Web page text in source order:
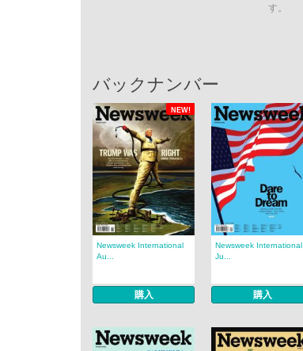
す。
バックナンバー
NEW!
Newsweek International
Au...
購入
Newsweek International
Ju...
購入